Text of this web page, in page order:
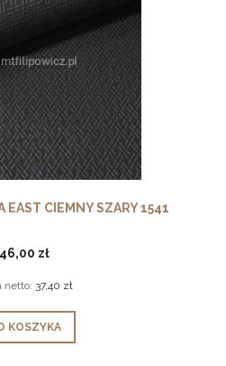
EAST CIEMNY SZARY 1541
46,00 zł
netto: 37,40 zł
KOSZYKA